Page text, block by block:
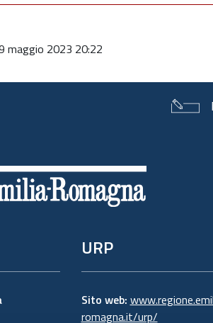
maggio 2023 20:22
URP
Sito web:
romagna.it/urp/